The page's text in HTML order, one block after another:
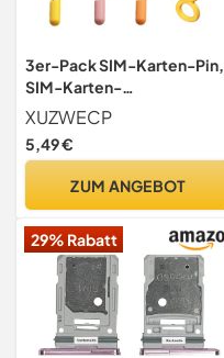
3er-Pack SIM-Karten-Pin,
SIM-Karten-
Entfernungswerkzeug,
Auswurfwerkzeug für SIM-
Kartenfach, SIM-Karten-
Öffnen und Auswerfen
XUZWECP
5,49 €
ZUM ANGEBOT
29% Rabatt